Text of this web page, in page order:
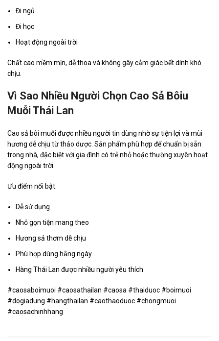
Đi ngủ
Đi học
Hoạt động ngoài trời
Chất cao mềm mịn, dễ thoa và không gây cảm giác bết dính khó
chịu.
Vì Sao Nhiều Người Chọn Cao Sả Bôiu
Muỗi Thái Lan
Cao sả bôi muỗi được nhiều người tin dùng nhờ sự tiện lợi và mùi
hương dễ chịu từ thảo dược. Sản phẩm phù hợp để chuẩn bị sẵn
trong nhà, đặc biệt với gia đình có trẻ nhỏ hoặc thường xuyên hoạt
động ngoài trời.
Ưu điểm nổi bật:
Dễ sử dụng
Nhỏ gọn tiện mang theo
Hương sả thơm dễ chịu
Phù hợp dùng hằng ngày
Hàng Thái Lan được nhiều người yêu thích
#caosaboimuoi #caosathailan #caosa #thaiduoc #boimuoi
#dogiadung #hangthailan #caothaoduoc #chongmuoi
#caosachinhhang